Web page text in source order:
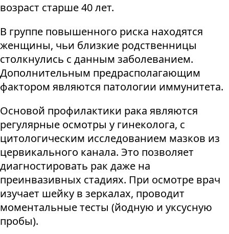
возраст старше 40 лет.
В группе повышенного риска находятся
женщины, чьи близкие родственницы
столкнулись с данным заболеванием.
Дополнительным предрасполагающим
фактором являются патологии иммунитета.
Основой профилактики рака являются
регулярные осмотры у гинеколога, с
цитологическим исследованием мазков из
цервикального канала. Это позволяет
диагностировать рак даже на
преинвазивных стадиях. При осмотре врач
изучает шейку в зеркалах, проводит
моментальные тесты (йодную и уксусную
пробы).